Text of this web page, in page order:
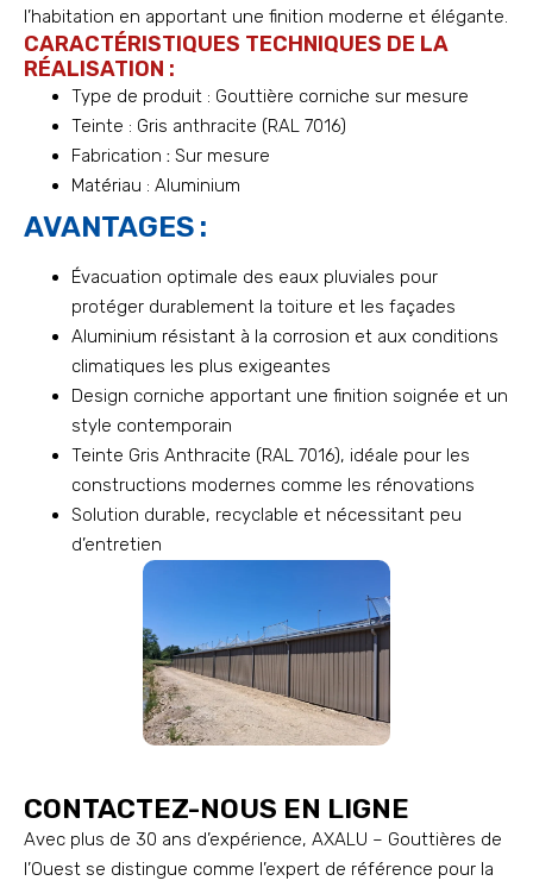
l’habitation en apportant une finition moderne et élégante.
CARACTÉRISTIQUES TECHNIQUES DE LA
RÉALISATION :
Type de produit : Gouttière corniche sur mesure
Teinte : Gris anthracite (RAL 7016)
Fabrication : Sur mesure
Matériau : Aluminium
AVANTAGES :
Évacuation optimale des eaux pluviales pour
protéger durablement la toiture et les façades
Aluminium résistant à la corrosion et aux conditions
climatiques les plus exigeantes
Design corniche apportant une finition soignée et un
style contemporain
Teinte Gris Anthracite (RAL 7016), idéale pour les
constructions modernes comme les rénovations
Solution durable, recyclable et nécessitant peu
d’entretien
CONTACTEZ-NOUS EN LIGNE
Avec plus de 30 ans d’expérience, AXALU – Gouttières de
l’Ouest se distingue comme l’expert de référence pour la